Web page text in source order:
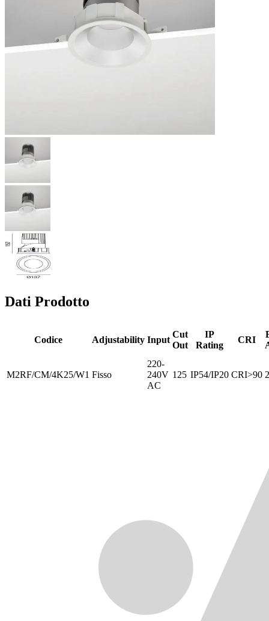
Dati Prodotto
Codice Adjustability Input
Cut
Out
IP
Rating
CRI
M2RF/CM/4K25/W1 Fisso
220-
240V
AC
125 IP54/IP20 CRI>90